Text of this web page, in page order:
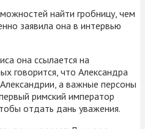
найти гробницу, чем
заявила она в интервью
она ссылается на
говорится, что Александра
а важные персоны
римский император
отдать дань уважения.